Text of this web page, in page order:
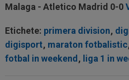
Malaga - Atletico Madrid 0-0
Etichete: primera division,
digisport, maraton fotbalistic
fotbal in weekend , liga 1 in